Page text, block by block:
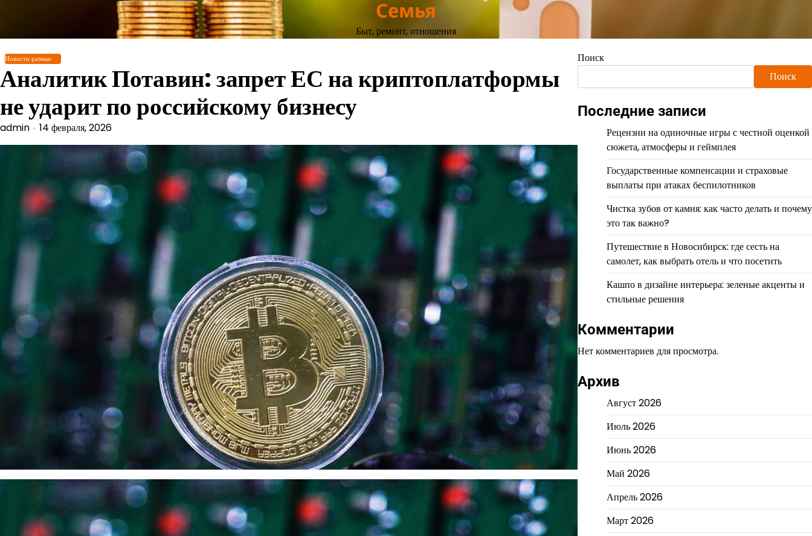
содержимому
Семья
Быт, ремонт, отношения
Новости разные
Аналитик Потавин: запрет ЕС на криптоплатформы
не ударит по российскому бизнесу
admin 14 февраля, 2026
Поиск
Поиск
Последние записи
Рецензии на одиночные игры с честной оценкой
сюжета, атмосферы и геймплея
Государственные компенсации и страховые
выплаты при атаках беспилотников
Чистка зубов от камня: как часто делать и почему
это так важно?
Путешествие в Новосибирск: где сесть на
самолет, как выбрать отель и что посетить
Кашпо в дизайне интерьера: зеленые акценты и
стильные решения
Комментарии
Нет комментариев для просмотра.
Архив
Август 2026
Июль 2026
Июнь 2026
Май 2026
Апрель 2026
Март 2026